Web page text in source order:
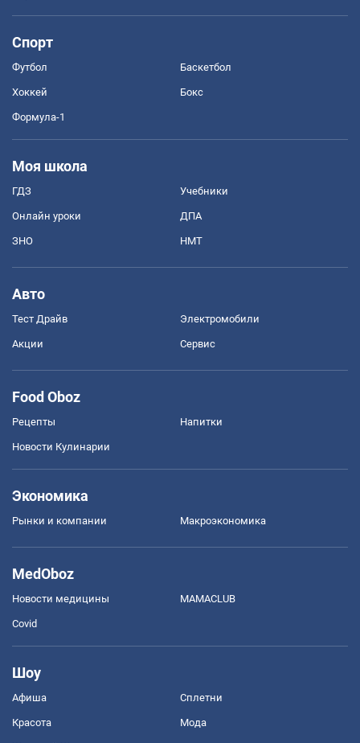
Спорт
Футбол Баскетбол
Хоккей Бокс
Формула-1
Моя школа
ГДЗ Учебники
Онлайн уроки ДПА
ЗНО НМТ
Авто
Тест Драйв Электромобили
Акции Сервис
Food Oboz
Рецепты Напитки
Новости Кулинарии
Экономика
Рынки и компании Mакроэкономика
MedOboz
Новости медицины MAMACLUB
Covid
Шоу
Афиша Сплетни
Красота Мода